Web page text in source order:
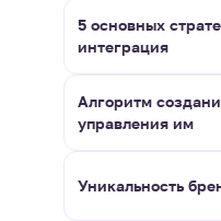
5 основных
интеграция
Алгоритм
управления им
Уникальность